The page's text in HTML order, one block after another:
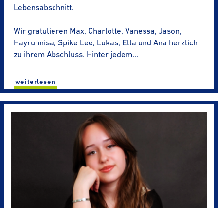
Lebens­ab­schnitt.
Wir gratulieren Max, Charlotte, Vanessa, Jason,
Hayrunnisa, Spike Lee, Lukas, Ella und Ana herzlich
zu ihrem Abschluss. Hinter jedem…
wei­ter­le­sen